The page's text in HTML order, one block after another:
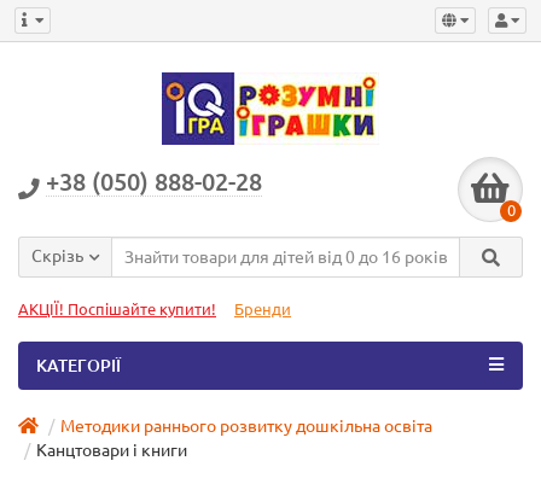
+38 (050) 888-02-28
0
Скрізь
АКЦІЇ! Поспішайте купити! Бренди
КАТЕГОРІЇ
Методики раннього розвитку дошкільна освіта
Канцтовари і книги